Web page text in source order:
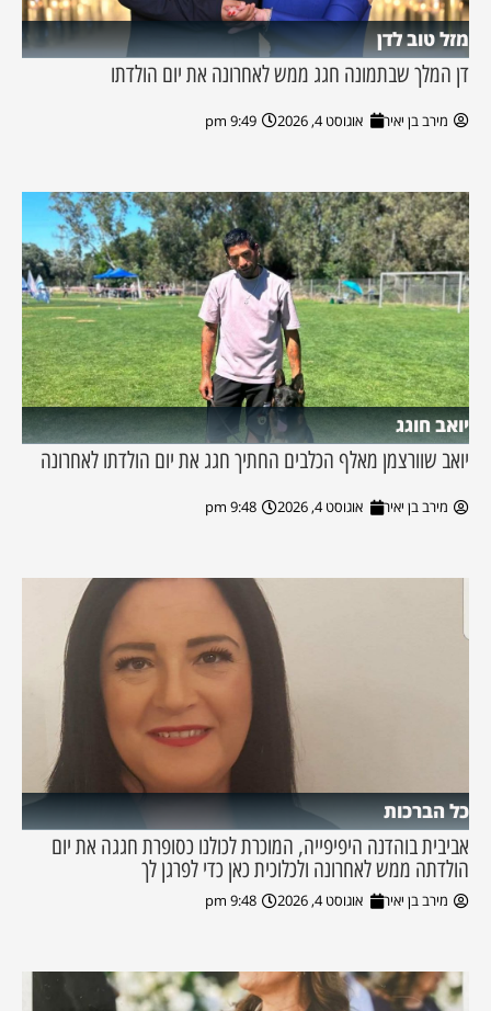
מזל טוב לדן
דן המלך שבתמונה חגג ממש לאחרונה את יום הולדתו
מירב בן יאיר אוגוסט 4, 2026 9:49 pm
יואב חוגג
יואב שוורצמן מאלף הכלבים החתיך חגג את יום הולדתו לאחרונה
מירב בן יאיר אוגוסט 4, 2026 9:48 pm
כל הברכות
אביבית בוהדנה היפיפייה, המוכרת לכולנו כסופרת חגגה את יום
הולדתה ממש לאחרונה ולכלוכית כאן כדי לפרגן לך
מירב בן יאיר אוגוסט 4, 2026 9:48 pm